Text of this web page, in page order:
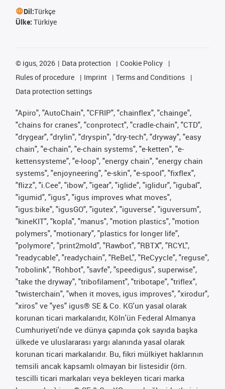
Dil:Türkçe
Ülke: Türkiye
© igus, 2026 Data protection
Cookie Policy
Rules of procedure
Imprint
Terms and Conditions
Data protection settings
"Apiro", "AutoChain", "CFRIP", "chainflex", "chainge",
"chains for cranes", "conprotect", "cradle-chain", "CTD",
"drygear", "drylin", "dryspin", "dry-tech", "dryway", "easy
chain", "e-chain", "e-chain systems", "e-ketten", "e-
kettensysteme", "e-loop", "energy chain", "energy chain
systems", "enjoyneering", "e-skin", "e-spool", "fixflex",
"flizz", "i.Cee", "ibow", "igear", "iglide", "iglidur", "igubal",
"igumid", "igus", "igus improves what moves",
"igus:bike", "igusGO", "igutex", "iguverse", "iguversum",
"kineKIT", "kopla", "manus", "motion plastics", "motion
polymers", "motionary", "plastics for longer life",
"polymore", "print2mold", "Rawbot", "RBTX", "RCYL",
"readycable", "readychain", "ReBeL", "ReCyycle", "reguse",
"robolink", "Rohbot", "savfe", "speedigus", superwise",
"take the dryway", "tribofilament", "tribotape", "triflex",
"twisterchain", "when it moves, igus improves", "xirodur",
"xiros" ve "yes" igus® SE & Co. KG'un yasal olarak
korunan ticari markalarıdır, Köln'ün Federal Almanya
Cumhuriyeti'nde ve dünya çapında çok sayıda başka
ülkede ve uluslararası yargı alanında yasal olarak
korunan ticari markalarıdır. Bu, fikri mülkiyet haklarının
temsili ancak kapsamlı olmayan bir listesidir (örn.
tescilli ticari markaları veya bekleyen ticari marka